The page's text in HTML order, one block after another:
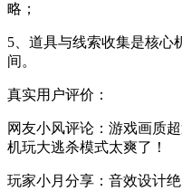
略；
5、道具与线索收集是核心
间。
真实用户评价：
网友小风评论：游戏画质
机玩大逃杀模式太爽了！
玩家小月分享：音效设计